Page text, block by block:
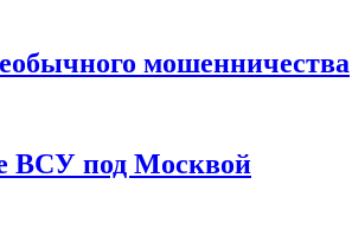
мошенничества
ВСУ под Москвой